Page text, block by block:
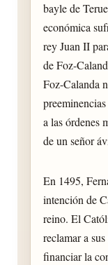
bayle de
económica
rey Juan II
de Foz-
Foz-Calanda
a las órdenes
de un señor
En 1495,
intención de
reino. El
reclamar a
financiar la